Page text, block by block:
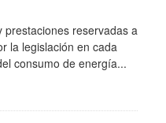
prestaciones reservadas a
la legislación en cada
consumo de energía...